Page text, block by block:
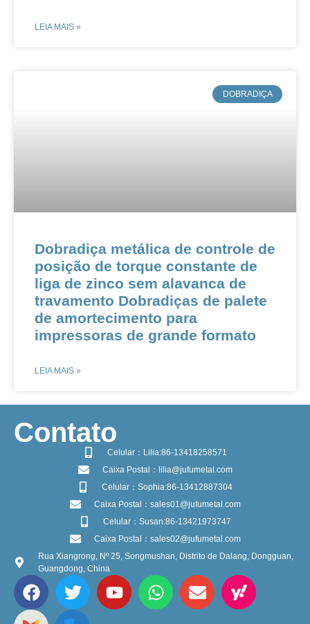
LEIA MAIS »
​DOBRADIÇA
​​​​​​​​​​Dobradiça metálica de controle de
posição de torque constante de
liga de zinco sem alavanca de
travamento Dobradiças de palete
de amortecimento para
impressoras de grande formato
LEIA MAIS »
​Contato
Celular：Lilia:86-13418258571
Caixa Postal：lilia@jufumetal.com
Celular：Sophia:86-13412887304
Caixa Postal：sales01@jufumetal.com
Celular：Susan:86-13421973747
Caixa Postal：sales02@jufumetal.com
Rua Xiangrong, Nº 25, Songmushan, Distrito de Dalang, Dongguan,
Guangdong, China